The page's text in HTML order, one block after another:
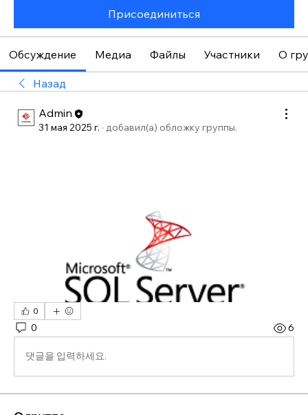
Присоединиться
Обсуждение Медиа Файлы Участники О
Назад
Admin
31 мая 2025 г. · добавил(а) обложку группы.
0
0 6
댓글을 입력하세요.